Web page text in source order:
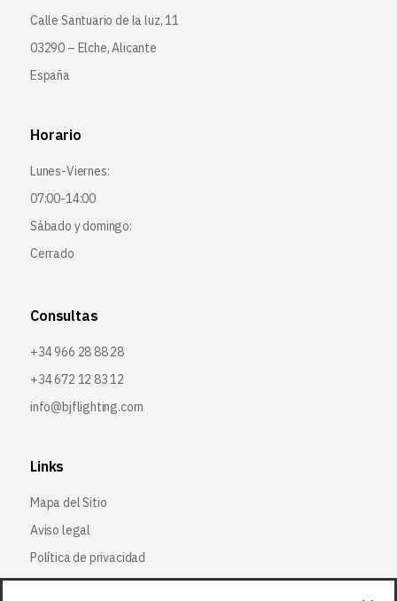
Calle Santuario de la luz, 11
03290 – Elche, Alicante
España
Horario
Lunes-Viernes:
07:00-14:00
Sábado y domingo:
Cerrado
Consultas
+34 966 28 88 28
+34 672 12 83 12
info@bjflighting.com
Links
Mapa del Sitio
Aviso legal
Política de privacidad
Política de cookies